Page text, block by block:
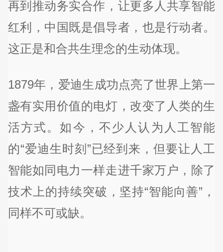
再到推动务实合作，让更多人共享智能
红利，中国既是倡导者，也是行动者。
这正是和合共生理念的生动体现。
1879年，爱迪生成功点亮了世界上第一
盏有实用价值的电灯，改变了人类的生
活方式。如今，不少人认为人工智能
的“爱迪生时刻”已经到来，但要让人工
智能如同电力一样走进千家万户，除了
技术上的持续突破，坚持“智能向善”，
同样不可或缺。